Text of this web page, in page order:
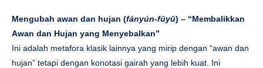
Mengubah awan dan hujan (fányún-fûyǔ) – “Membalikkan
Awan dan Hujan yang Menyebalkan”
Ini adalah metafora klasik lainnya yang mirip dengan “awan dan
hujan” tetapi dengan konotasi gairah yang lebih kuat. Ini